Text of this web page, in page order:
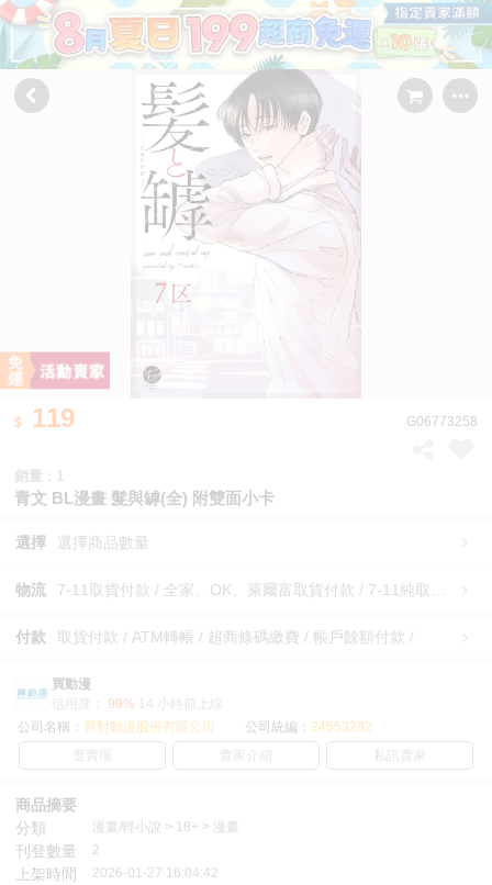
119 G06773258
銷量 : 1
青文 BL漫畫 髮與罅(全) 附雙面小卡
選擇 選擇商品數量
物流
付款 取貨付款 / ATM轉帳 / 超商條碼繳費 / 帳戶餘額付款 /
買動漫
信用度：
99% 14 小時前上線
公司名稱： 買對動漫股份有限公司 公司統編： 24553282
逛賣場
賣家介紹 私訊賣家
商品摘要
分類
漫畫/輕小說 > 18+ > 漫畫
刊登數量 2
上架時間 2026-01-27 16:04:42